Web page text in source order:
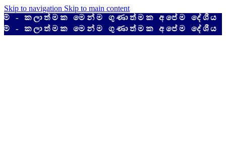
Skip to navigation Skip to main content
මෙන්ම ගුණාත්මක අපේම දේශීය
මෙන්ම ගුණාත්මක අපේම දේශීය